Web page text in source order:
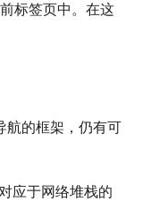
标签页中。在这
航的框架，仍有可
应于网络堆栈的